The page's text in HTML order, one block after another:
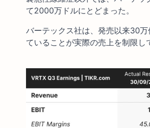
て2000万ドルにとどまった。
バーテックス社は、発売以来30
ていることが実際の売上を制限し